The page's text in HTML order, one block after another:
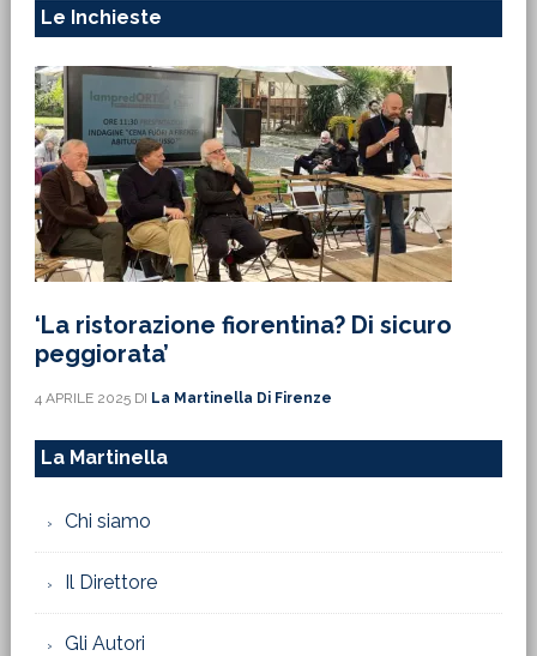
Le Inchieste
‘La ristorazione fiorentina? Di sicuro
peggiorata’
4 APRILE 2025DI La Martinella Di Firenze
La Martinella
Chi siamo
Il Direttore
Gli Autori